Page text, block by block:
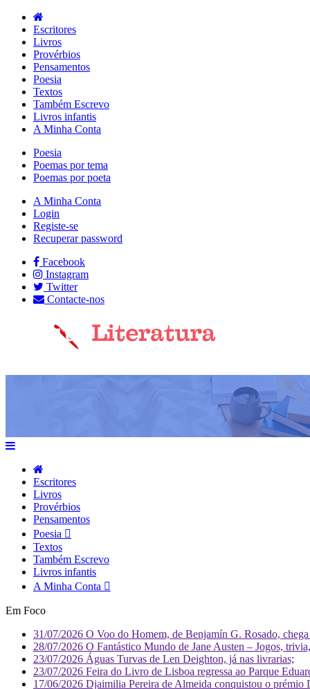
Escritores
Livros
Provérbios
Pensamentos
Poesia
Textos
Também Escrevo
Livros infantis
A Minha Conta
Poesia
Poemas por tema
Poemas por poeta
A Minha Conta
Login
Registe-se
Recuperar password
Facebook
Instagram
Twitter
Contacte-nos
Escritores
Livros
Provérbios
Pensamentos
Poesia
Textos
Também Escrevo
Livros infantis
A Minha Conta
Em Foco
31/07/2026 O Voo do Homem, de Benjamín G. Rosado,
28/07/2026 O Fantástico Mundo de Jane Austen – Jogos,
23/07/2026 Águas Turvas de Len Deighton, já nas livrarias;
23/07/2026 Feira do Livro de Lisboa regressa ao Parque
17/06/2026 Djaimilia Pereira de Almeida conquistou o